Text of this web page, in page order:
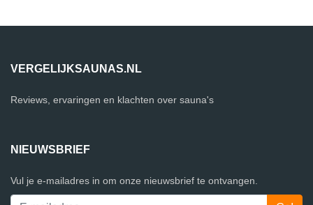
VERGELIJKSAUNAS.NL
Reviews, ervaringen en klachten over sauna's
NIEUWSBRIEF
Vul je e-mailadres in om onze nieuwsbrief te ontvangen.